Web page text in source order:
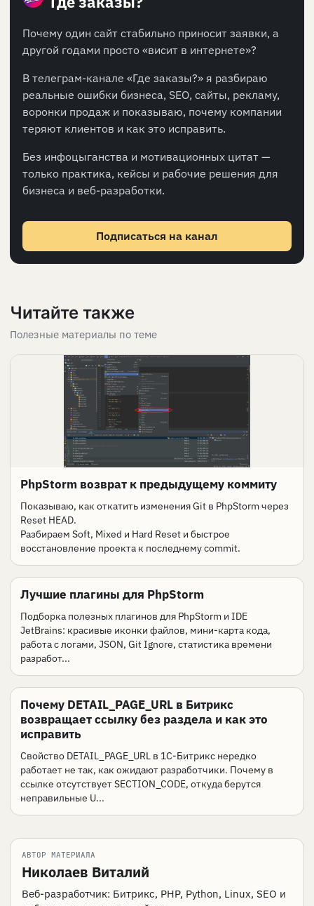
Почему один сайт стабильно приносит заявки, а
другой годами просто «висит в интернете»?
В телеграм-канале «Где заказы?» я разбираю
реальные ошибки бизнеса, SEO, сайты, рекламу,
воронки продаж и показываю, почему компании
теряют клиентов и как это исправить.
Без инфоцыганства и мотивационных цитат —
только практика, кейсы и рабочие решения для
бизнеса и веб-разработки.
Подписаться на канал
Читайте также
Полезные материалы по теме
PhpStorm возврат к предыдущему коммиту
Показываю, как откатить изменения Git в PhpStorm через
Reset HEAD.
Разбираем Soft, Mixed и Hard Reset и быстрое
восстановление проекта к последнему commit.
Лучшие плагины для PhpStorm
Подборка полезных плагинов для PhpStorm и IDE
JetBrains: красивые иконки файлов, мини-карта кода,
работа с логами, JSON, Git Ignore, статистика времени
разработ...
Почему DETAIL_PAGE_URL в Битрикс
возвращает ссылку без раздела и как это
исправить
Свойство DETAIL_PAGE_URL в 1С-Битрикс нередко
работает не так, как ожидают разработчики. Почему в
ссылке отсутствует SECTION_CODE, откуда берутся
неправильные U...
АВТОР МАТЕРИАЛА
Николаев Виталий
Веб-разработчик: Битрикс, PHP, Python, Linux, SEO и